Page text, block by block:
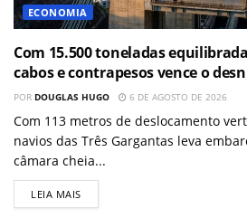
ECONOMIA
Com 15.500 toneladas
cabos e contrapesos vence o
POR DOUGLAS HUGO 6 DE AGOSTO DE 2026
Com 113 metros de deslocamento
navios das Três Gargantas leva
câmara cheia...
LEIA MAIS